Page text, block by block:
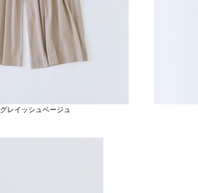
グレイッシュベージュ